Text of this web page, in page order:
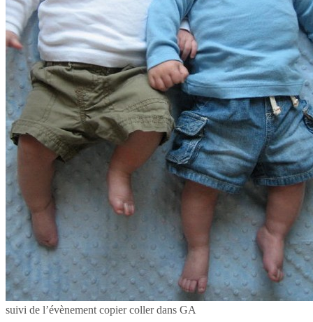
suivi de l’évènement copier coller dans GA